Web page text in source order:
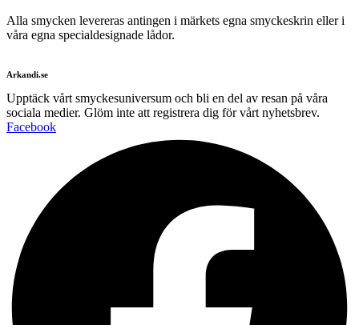
Alla smycken levereras antingen i märkets egna smyckeskrin eller i
våra egna specialdesignade lådor.
Arkandi.se
Upptäck vårt smyckesuniversum och bli en del av resan på våra
sociala medier. Glöm inte att registrera dig för vårt nyhetsbrev.
Facebook